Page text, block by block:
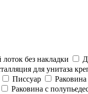
без накладки
для унитаза
Писсуар Раковина
Раковина с